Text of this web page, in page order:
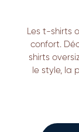
Les t-shirts
confort.
shirts
le style, la